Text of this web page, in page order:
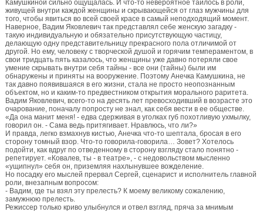
Камушкиной сильно ощущалась. И что-то невероятное таилось в роли,
живущей внутри каждой женщины и скрывающейся от глаз мужчины для
того, чтобы явиться во всей своей красе в самый неподходящий момент.
Наверное, Вадим Яковлевич так представлял себе женскую загадку -
такую индивидуальную и обязательно присутствующую частицу,
делающую одну представительницу прекрасного пола отличимой от
другой. Но ему, человеку с творческой душой и горячим темпераментом, в
свои тридцать пять казалось, что женщины уже давно потеряли свое
умение скрывать внутри себя тайны - все они (тайны) были им
обнаружены и приняты на вооружение. Поэтому Анечка Камушкина, не
так давно появившаяся в его жизни, стала не просто неопознанным
объектом, но и каким-то предвестником открытия морального раритета.
Вадим Яковлевич, всего-то на десять лет превосходивший в возрасте это
очарование, поначалу попросту не знал, как себя вести в ее обществе.
«Да она манит меня! - едва сдерживая в уголках губ похотливую ухмылку,
говорил он. - Сама ведь притягивает. Нравлюсь, что ли?»
И правда, легко взмахнув кистью, Анечка что-то шептала, бросая в его
сторону томный взор. Что-то говорила-говорила… Зовет? Хотелось
подойти, как вдруг по отведенному в сторону взгляду стало понятно -
репетирует. «Ковалев, ты - в театре», - с недовольством мысленно
«ущипнул» себя он, приземляя нахлынувшее вожделение.
Но посадку его мыслей прервал Сергей, сценарист и исполнитель главной
роли, внезапным вопросом:
- Вадим, где ты взял эту прелесть? К моему великому сожалению,
замужнюю прелесть.
Режиссер только криво улыбнулся и отвел взгляд, пряча за мнимым